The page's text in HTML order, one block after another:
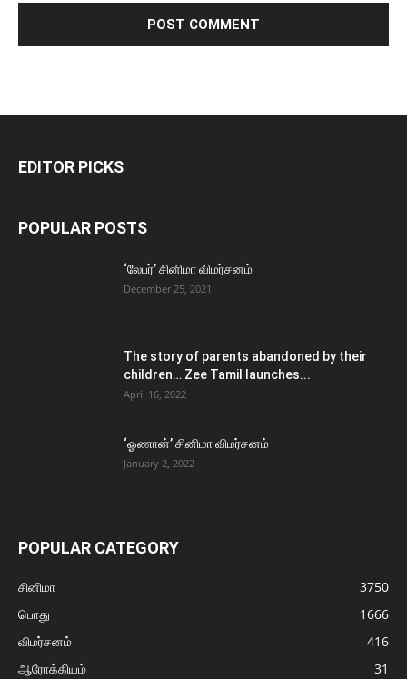
EDITOR PICKS
POPULAR POSTS
‘லேபர்’ சினிமா விமர்சனம்
December 25, 2021
The story of parents abandoned by their
children… Zee Tamil launches...
April 16, 2022
‘ஓணான்’ சினிமா விமர்சனம்
January 2, 2022
POPULAR CATEGORY
சினிமா
3750
பொது
1666
விமர்சனம்
416
ஆரோக்கியம்
31